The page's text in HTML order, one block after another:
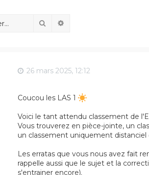
Rechercher
26 mars 2025, 12:12
Coucou les LAS 1
Voici le tant attendu classement de
Vous trouverez en pièce-jointe, un
un classement uniquement
Les erratas que vous nous avez fait
rappelle aussi que le sujet et la
s'entrainer encore).